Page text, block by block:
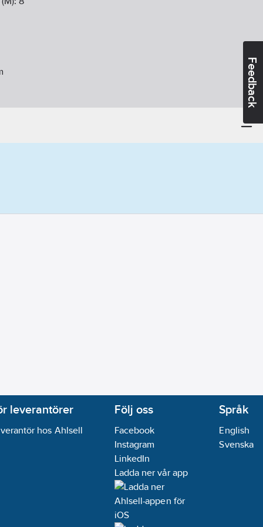
Feedback
leverantörer
hos Ahlsell
Följ oss
Facebook
Instagram
LinkedIn
Ladda ner vår app
Språk
English
Svenska